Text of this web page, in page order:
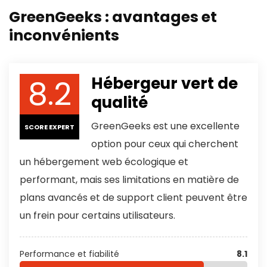
GreenGeeks : avantages et
inconvénients
8.2
SCORE EXPERT
Hébergeur vert de
qualité
GreenGeeks est une excellente
option pour ceux qui cherchent
un hébergement web écologique et
performant, mais ses limitations en matière de
plans avancés et de support client peuvent être
un frein pour certains utilisateurs.
Performance et fiabilité 8.1